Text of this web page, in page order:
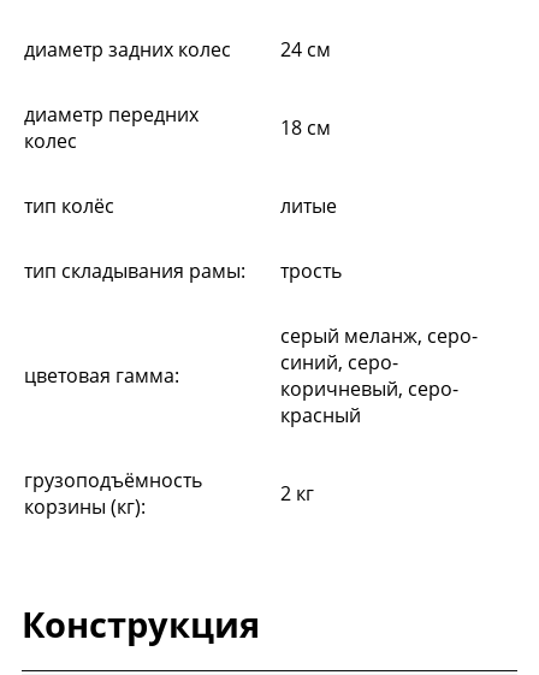
диаметр задних колес 24 см
диаметр передних
колес
18 см
тип колёс литые
тип складывания рамы: трость
цветовая гамма:
серый меланж, серо-
синий, серо-
коричневый, серо-
красный
грузоподъёмность
корзины (кг):
2 кг
Конструкция